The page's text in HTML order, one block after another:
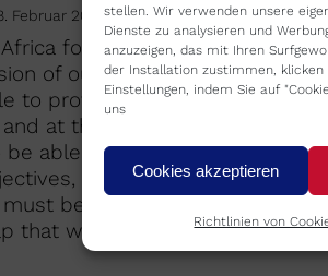
stellen. Wir verwenden unsere
Dienste zu analysieren und
anzuzeigen, das mit Ihren
der Installation zustimmen, klicken
Einstellungen, indem Sie auf
uns
Cookies akzeptieren
Richtlinien von
Februar 2023
for more
of our
to provide
at the
be able to
the
be
that we